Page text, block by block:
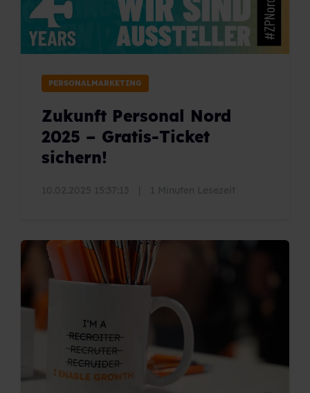
PERSONALMARKETING
Zukunft Personal Nord
2025 – Gratis-Ticket
sichern!